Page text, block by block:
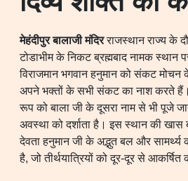
मेहंदीपुर बालाजी मंदिरराजस्थान राज्य के
टोडाभीम के निकट ब्रह्मबाद नामक स्थान
विराजमान भगवान हनुमान को संकट मोचन
अपने भक्तों के सभी संकट का नाश करते हैं।
रूप को बाला जी के दूसरा नाम से भी पूजे
अवस्था को दर्शाता है। इस स्थान की खास
देवता हनुमान जी के अद्भुत बल और
है, जो तीर्थयात्रियों को दूर-दूर से आकर्षित